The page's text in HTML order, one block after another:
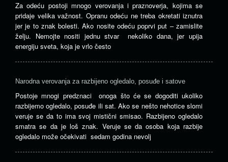
Za odeću postoji mnogo verovanja i praznoverja, kojima se
pridaje velika važnost. Opranu odeću ne treba okretati iznutra
jer je to znak bolesti. Ako nosite odeću poprvi put – zamislite
želju. Nemojte nositi jednu stvar nekoliko dana, jer upija
energiju sveta, koja je vrlo često
Narodna verovanja za razbijeno ogledalo, posuđe i satove
Postoje mnogi predznaci onoga što će se dogoditi ukoliko
razbijemo ogledalo, posuđe ili sat. Ako se nešto nehotice slomi
veruje se da to ima svoj mistični smisao. Razbijeno ogledalo
smatra se da je loš znak. Veruje se da osoba koja razbije
ogledalo može očekivati sedam godina nevolj